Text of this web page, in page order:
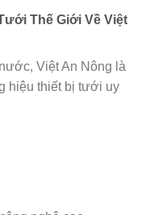
Thế Giới Về Việt
Việt An Nông là
hiệu thiết bị tưới uy